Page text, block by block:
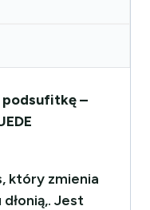
podsufitkę –
który zmienia
Jest